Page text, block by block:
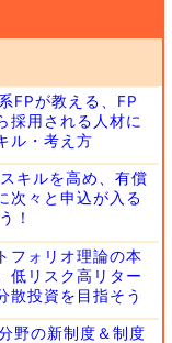
FPが教える、FP
採用される人材に
ル・考え方
キルを高め、有償
次々と申込が入る
！
フォリオ理論の本
低リスク高リター
散投資を目指そう
野の新制度＆制度